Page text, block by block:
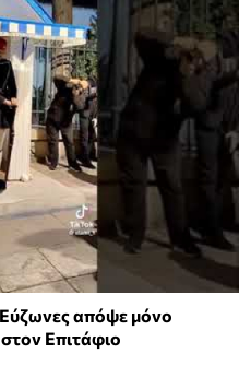
απόψε μόνο
Επιτάφιο